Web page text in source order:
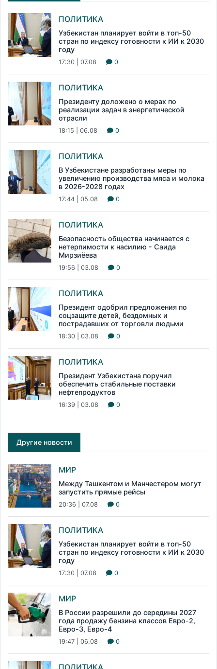
ПОЛИТИКА
Узбекистан планирует войти в топ-50
стран по индексу готовности к ИИ к 2030
году
17:30 | 07.08 0
ПОЛИТИКА
Президенту доложено о мерах по
реализации задач в энергетической
отрасли
18:15 | 06.08 0
ПОЛИТИКА
В Узбекистане разработаны меры по
увеличению производства мяса и молока
в 2026-2028 годах
17:44 | 05.08 0
ПОЛИТИКА
Безопасность общества начинается с
нетерпимости к насилию - Саида
Мирзиёева
19:56 | 03.08 0
ПОЛИТИКА
Президент одобрил предложения по
соцзащите детей, бездомных и
пострадавших от торговли людьми
18:30 | 03.08 0
ПОЛИТИКА
Президент Узбекистана поручил
обеспечить стабильные поставки
нефтепродуктов
16:39 | 03.08 0
Другие новости
МИР
Между Ташкентом и Манчестером могут
запустить прямые рейсы
20:36 | 07.08 0
ПОЛИТИКА
Узбекистан планирует войти в топ-50
стран по индексу готовности к ИИ к 2030
году
17:30 | 07.08 0
МИР
В России разрешили до середины 2027
года продажу бензина классов Евро-2,
Евро-3, Евро-4
19:47 | 06.08 0